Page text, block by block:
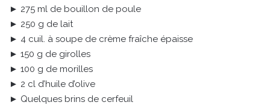
► 275 ml de bouillon de poule
► 250 g de lait
► 4 cuil. à soupe de crème fraîche épaisse
► 150 g de girolles
► 100 g de morilles
► 2 cl d’huile d’olive
► Quelques brins de cerfeuil